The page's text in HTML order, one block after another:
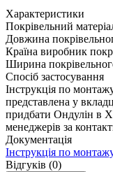
Характеристики
Покрівельний
Довжина
Країна виробник
Ширина
Спосіб застосування
Інструкція по
представлена у
придбати Ондулін в
менеджерів за
Документація
Інструкція по
Відгуків (0)